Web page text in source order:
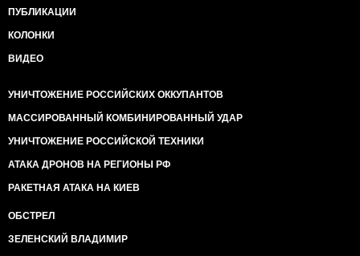
ПУБЛИКАЦИИ
КОЛОНКИ
ВИДЕО
УНИЧТОЖЕНИЕ РОССИЙСКИХ ОККУПАНТОВ
МАССИРОВАННЫЙ КОМБИНИРОВАННЫЙ УДАР
УНИЧТОЖЕНИЕ РОССИЙСКОЙ ТЕХНИКИ
АТАКА ДРОНОВ НА РЕГИОНЫ РФ
РАКЕТНАЯ АТАКА НА КИЕВ
ОБСТРЕЛ
ЗЕЛЕНСКИЙ ВЛАДИМИР